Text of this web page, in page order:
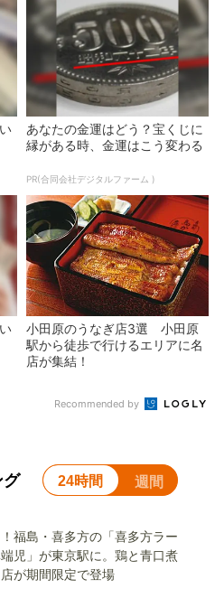
あなたの金運はどう？宝くじに
縁がある時、金運はこう変わる
PR(合同会社デジタルファーム )
小田原のうなぎ店3選 小田原
駅から徒歩で行けるエリアに名
店が集結！
Recommended by
グ 24時間 週間
福島・喜多方の「喜多方ラー
児」が東京駅に。鶏と青口煮
が期間限定で登場